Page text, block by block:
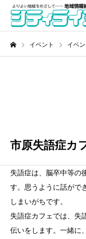
イベント イベン
市原失語症カ
失語症は、脳卒中等の
す。思うように話がで
しまいがちです。
失語症カフェでは、失
伝いをします。一緒に